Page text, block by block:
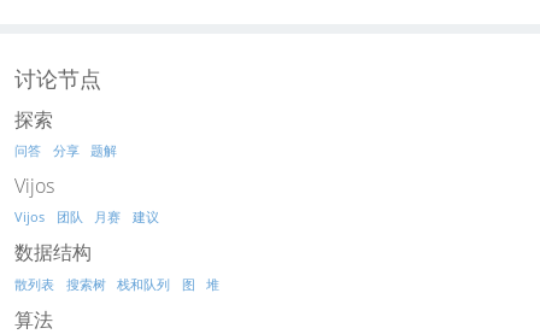
讨论节点
探索
问答 分享 题解
Vijos
Vijos 团队 月赛 建议
数据结构
散列表 搜索树 栈和队列 图 堆
算法